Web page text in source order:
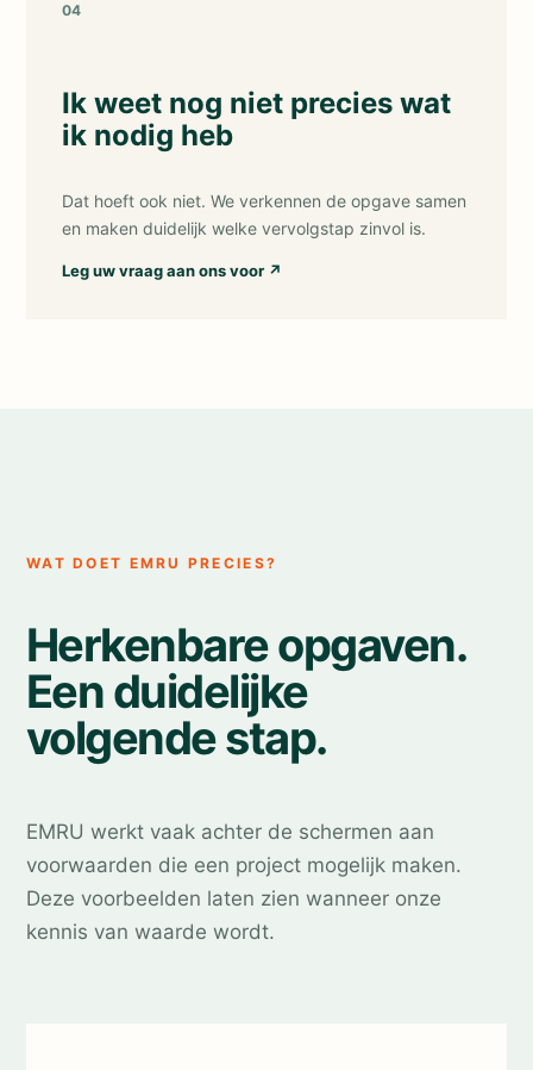
04
Ik weet nog niet precies wat
ik nodig heb
Dat hoeft ook niet. We verkennen de opgave samen
en maken duidelijk welke vervolgstap zinvol is.
Leg uw vraag aan ons voor ↗
WAT DOET EMRU PRECIES?
Herkenbare opgaven.
Een duidelijke
volgende stap.
EMRU werkt vaak achter de schermen aan
voorwaarden die een project mogelijk maken.
Deze voorbeelden laten zien wanneer onze
kennis van waarde wordt.